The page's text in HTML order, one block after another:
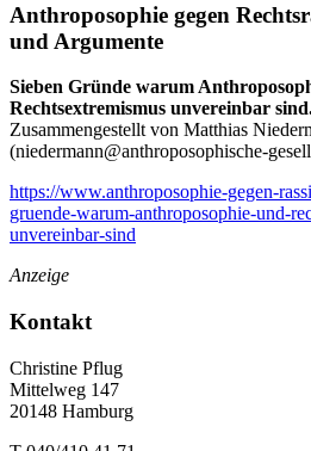
Anthroposophie gegen
und Argumente
Sieben Gründe warum
Rechtsextremismus unvereinbar
Zusammengestellt von Matthias
(niedermann@anthroposophische-
https://www.anthroposophie-gegen-
gruende-warum-anthroposophie-und-
unvereinbar-sind
Anzeige
Kontakt
Christine Pflug
Mittelweg 147
20148 Hamburg